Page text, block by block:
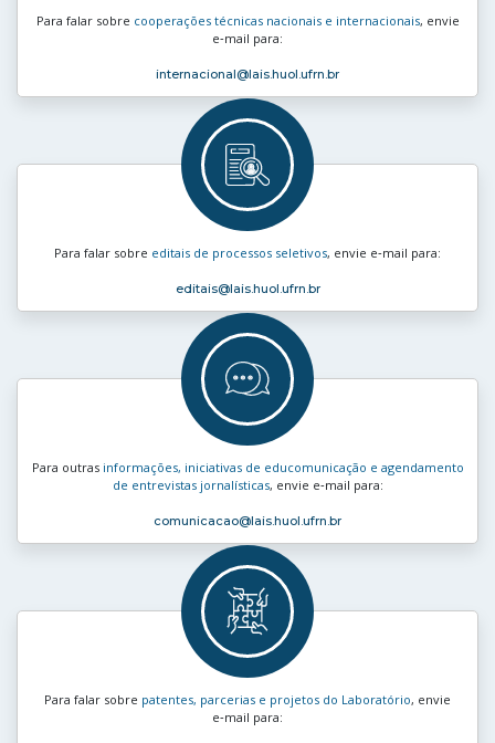
Para falar sobre cooperações técnicas nacionais e internacionais, envie
e‑mail para:
internacional@lais.huol.ufrn.br
Para falar sobre editais de processos seletivos, envie e‑mail para:
editais@lais.huol.ufrn.br
Para outras informações, iniciativas de educomunicação e agendamento
de entrevistas jornalísticas, envie e‑mail para:
comunicacao@lais.huol.ufrn.br
Para falar sobre patentes, parcerias e projetos do Laboratório, envie
e‑mail para: